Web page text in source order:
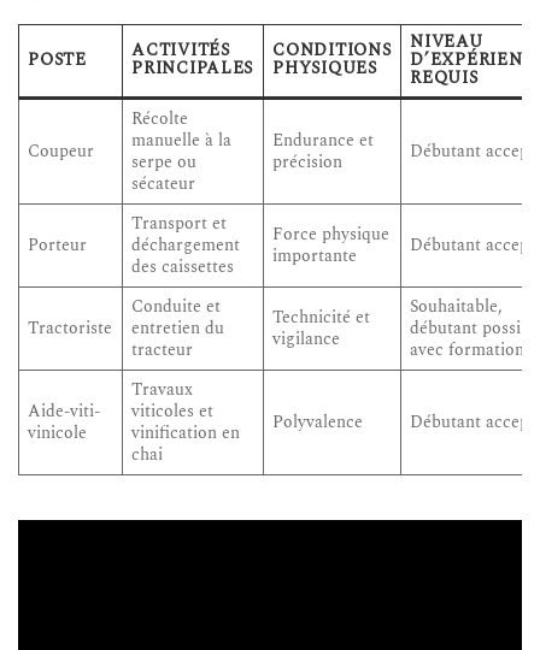
POSTE ACTIVITÉS
PRINCIPALES
CONDITIONS
PHYSIQUES
NIVEAU
REQUIS
Coupeur
Récolte
manuelle à la
serpe ou
sécateur
Endurance et
précision
Débutant
Porteur
Transport et
déchargement
des caissettes
Force physique
importante
Débutant
Tractoriste
Conduite et
entretien du
tracteur
Technicité et
vigilance
Souhaitable,
débutant
avec formation
Aide-viti-
vinicole
Travaux
viticoles et
vinification en
chai
Polyvalence Débutant